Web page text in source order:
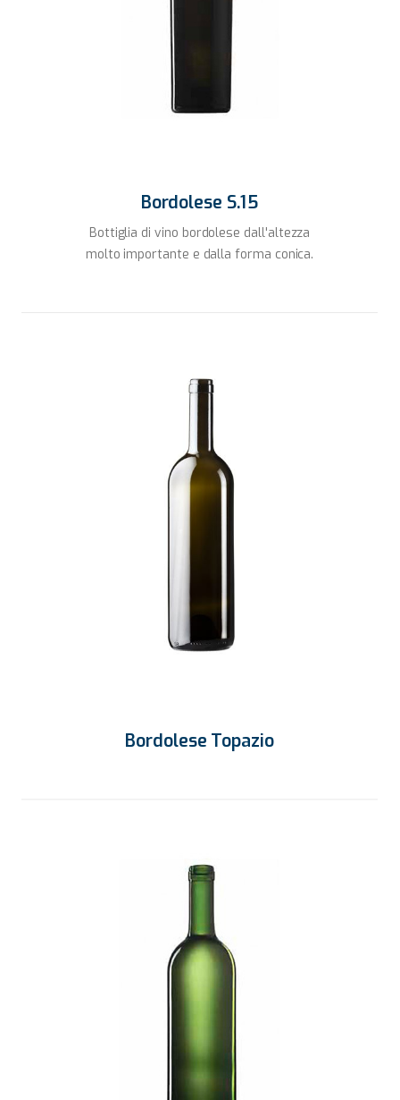
Bordolese S.15
Bottiglia di vino bordolese dall'altezza
molto importante e dalla forma conica.
Bordolese Topazio